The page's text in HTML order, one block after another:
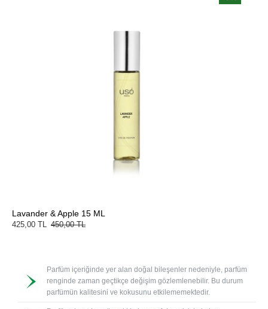
Lavander & Apple 15 ML
425,00 TL 450,00 TL
Parfüm içeriğinde yer alan doğal bileşenler nedeniyle, parfüm
renginde zaman geçtikçe değişim gözlemlenebilir. Bu durum
parfümün kalitesini ve kokusunu etkilememektedir.